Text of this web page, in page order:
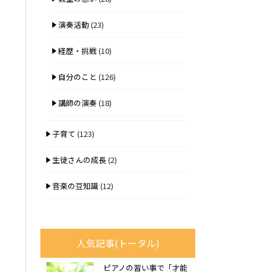
演奏活動(23)
経歴・挑戦(10)
自分のこと (126)
講師の演奏(18)
子育て (123)
生徒さんの成長(2)
音楽の豆知識(12)
人気記事(トータル)
ピアノの習い事で「才能